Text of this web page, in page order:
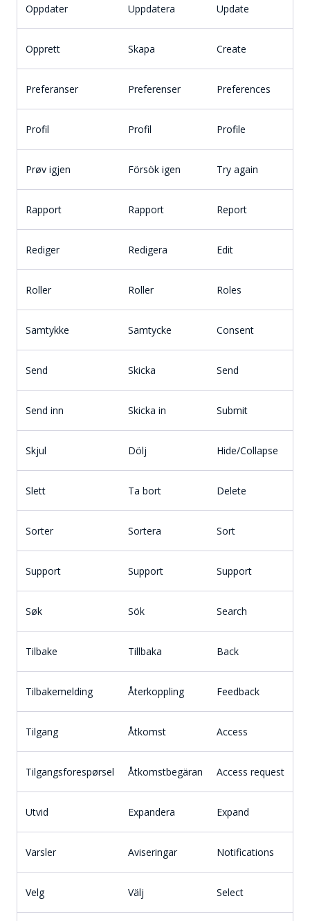
Oppdater Uppdatera Update
Opprett Skapa Create
Preferanser Preferenser Preferences
Profil Profil Profile
Prøv igjen Försök igen Try again
Rapport Rapport Report
Rediger Redigera Edit
Roller Roller Roles
Samtykke Samtycke Consent
Send Skicka Send
Send inn Skicka in Submit
Skjul Dölj Hide/Collapse
Slett Ta bort Delete
Sorter Sortera Sort
Support Support Support
Søk Sök Search
Tilbake Tillbaka Back
Tilbakemelding Återkoppling Feedback
Tilgang Åtkomst Access
Tilgangsforespørsel Åtkomstbegäran Access request
Utvid Expandera Expand
Varsler Aviseringar Notifications
Velg Välj Select